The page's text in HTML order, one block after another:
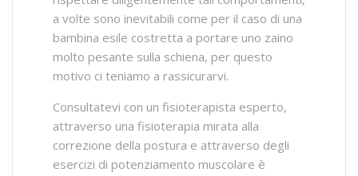
a volte sono inevitabili come per il caso di una
bambina esile costretta a portare uno zaino
molto pesante sulla schiena, per questo
motivo ci teniamo a rassicurarvi.
Consultatevi con un fisioterapista esperto,
attraverso una fisioterapia mirata alla
correzione della postura e attraverso degli
esercizi di potenziamento muscolare è